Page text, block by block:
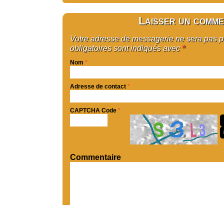
Laisser un
Votre adresse de messagerie ne sera pas
obligatoires sont indiqués avec *
Nom *
Adresse de contact *
CAPTCHA Code *
Commentaire